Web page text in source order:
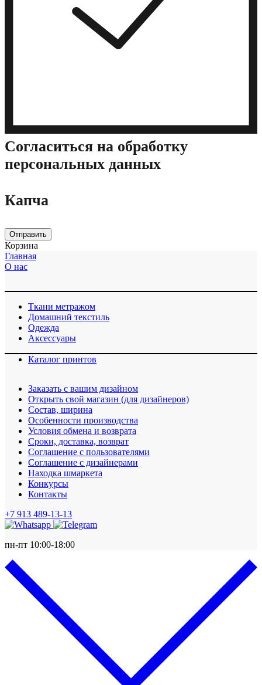
Cогласиться на обработку
персональных данных
Капча
Отправить
Корзина
Главная
О нас
Ткани метражом
Домашний текстиль
Одежда
Аксессуары
Каталог принтов
Заказать с вашим дизайном
Открыть свой магазин (для дизайнеров)
Cостав, ширина
Особенности производства
Условия обмена и возврата
Сроки, доставка, возврат
Соглашение с пользователями
Соглашение с дизайнерами
Находка шмаркета
Конкурсы
Контакты
+7 913 489-13-13
пн-пт 10:00-18:00